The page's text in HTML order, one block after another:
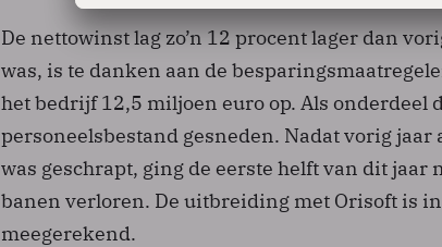
De nettowinst lag zo’n 12 procent lager dan
was, is te danken aan de
het bedrijf 12,5 miljoen euro op. Als onderdeel
personeelsbestand gesneden. Nadat vorig jaar
was geschrapt, ging de eerste helft van dit jaar
banen verloren. De uitbreiding met Orisoft is
meegerekend.